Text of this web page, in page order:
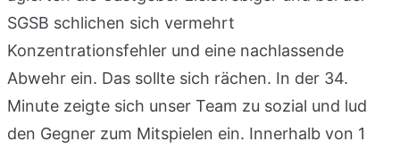
SGSB schlichen sich vermehrt
Konzentrationsfehler und eine nachlassende
Abwehr ein. Das sollte sich rächen. In der 34.
Minute zeigte sich unser Team zu sozial und lud
den Gegner zum Mitspielen ein. Innerhalb von 1